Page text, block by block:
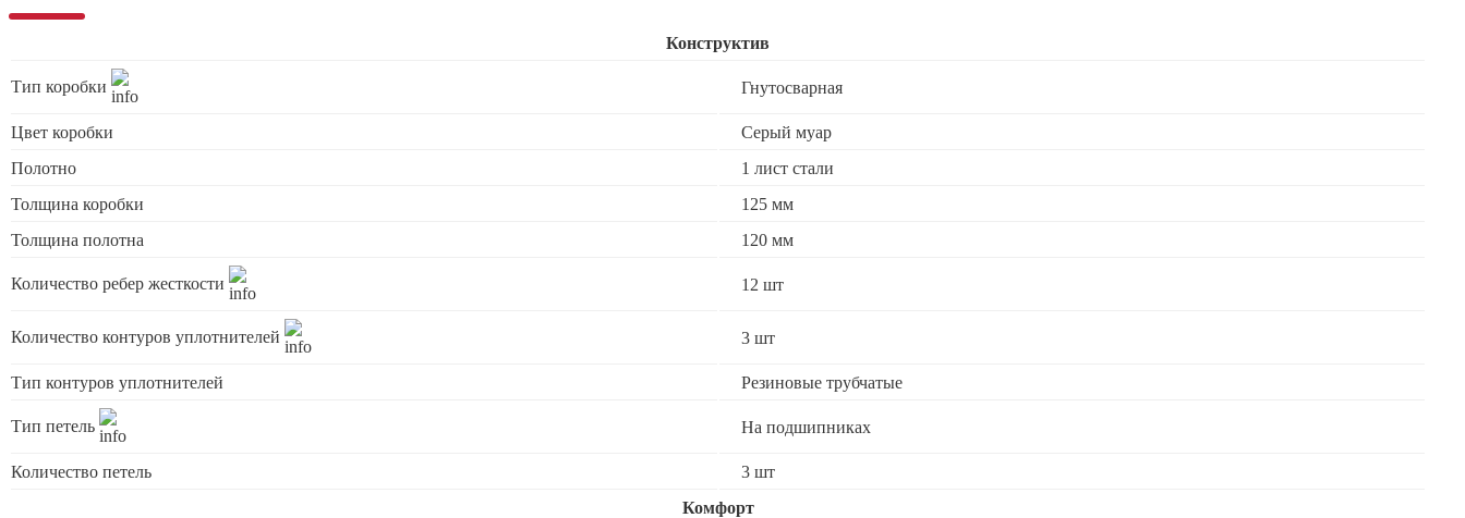
Конструктив
Тип коробки Гнутосварная
Цвет коробки
Серый муар
Полотно
1 лист стали
Толщина коробки
125 мм
Толщина полотна
120 мм
Количество ребер жесткости 12 шт
Количество контуров уплотнителей 3 шт
Тип контуров уплотнителей Резиновые трубчатые
Тип петель На подшипниках
Количество петель
3 шт
Комфорт